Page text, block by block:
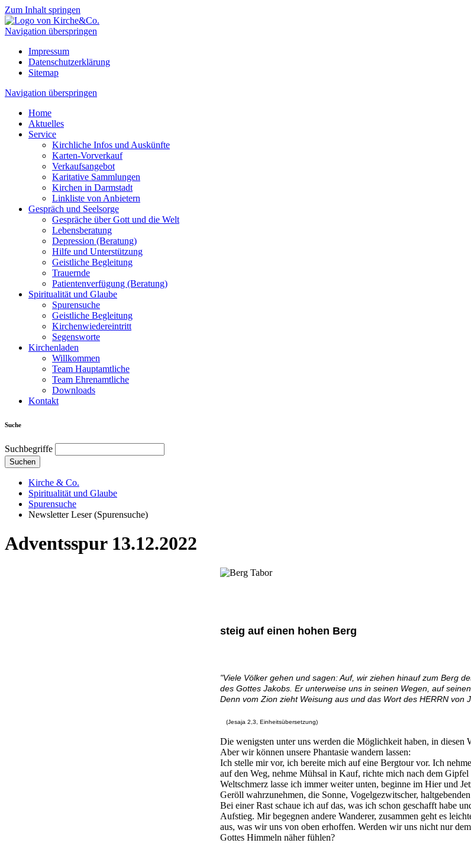
Zum Inhalt springen
Navigation überspringen
Impressum
Datenschutzerklärung
Sitemap
Navigation überspringen
Home
Aktuelles
Service
Kirchliche Infos und Auskünfte
Karten-Vorverkauf
Verkaufsangebot
Karitative Sammlungen
Kirchen in Darmstadt
Linkliste von Anbietern
Gespräch und Seelsorge
Gespräche über Gott und die Welt
Lebensberatung
Depression (Beratung)
Hilfe und Unterstützung
Geistliche Begleitung
Trauernde
Patientenverfügung (Beratung)
Spiritualität und Glaube
Spurensuche
Geistliche Begleitung
Kirchenwiedereintritt
Segensworte
Kirchenladen
Willkommen
Team Hauptamtliche
Team Ehrenamtliche
Downloads
Kontakt
Suche
Suchbegriffe
Suchen
Kirche & Co.
Spiritualität und Glaube
Spurensuche
Newsletter Leser (Spurensuche)
Adventsspur 13.12.2022
steig auf einen hohen Berg
"Viele Völker gehen und sagen: Auf, wir ziehen hinauf zum Berg
des Gottes Jakobs. Er unterweise uns in seinen Wegen, auf
Denn vom Zion zieht Weisung aus und das Wort des HERRN von
(Jesaja 2,3, Einheitsübersetzung)
Die wenigsten unter uns werden die Möglichkeit haben, in diesen
Aber wir können unsere Phantasie wandern lassen:
Ich stelle mir vor, ich bereite mich auf eine Bergtour vor. Ich
auf den Weg, nehme Mühsal in Kauf, richte mich nach dem Gipfel
Weltschmerz lasse ich immer weiter unten, beginne im Hier und
Geröll wahrzunehmen, die Sonne, Vogelgezwitscher,
Bei einer Rast schaue ich auf das, was ich schon geschafft habe
Aufstieg. Mir begegnen andere Wanderer, zusammen geht es
aus, was wir uns von oben erhoffen. Werden wir uns nicht nur
Gottes Himmeln näher fühlen?